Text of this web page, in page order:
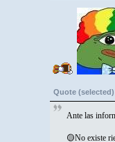
Quote (selected)
Ante las
🟡No existe